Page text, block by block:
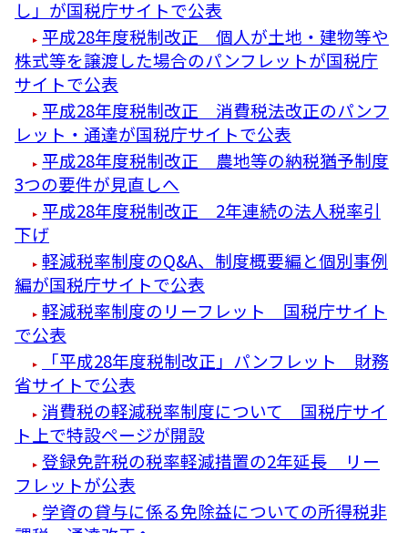
し」が国税庁サイトで公表
平成28年度税制改正 個人が土地・建物等や
株式等を譲渡した場合のパンフレットが国税庁
サイトで公表
平成28年度税制改正 消費税法改正のパンフ
レット・通達が国税庁サイトで公表
平成28年度税制改正 農地等の納税猶予制度
3つの要件が見直しへ
平成28年度税制改正 2年連続の法人税率引
下げ
軽減税率制度のQ&A、制度概要編と個別事例
編が国税庁サイトで公表
軽減税率制度のリーフレット 国税庁サイト
で公表
「平成28年度税制改正」パンフレット 財務
省サイトで公表
消費税の軽減税率制度について 国税庁サイ
ト上で特設ページが開設
登録免許税の税率軽減措置の2年延長 リー
フレットが公表
学資の貸与に係る免除益についての所得税非